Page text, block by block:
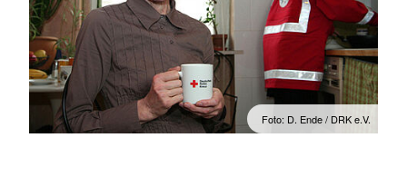
Foto: D. Ende / DRK e.V.